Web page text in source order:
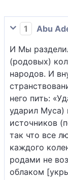
1
Abu
И Мы
(родовых)
народов. И
него пить:
ударил Муса)
источников
так что все
каждого
родами не
облаком